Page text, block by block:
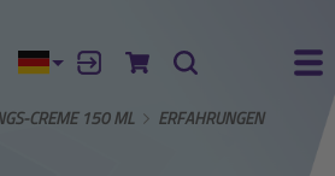
Aktuelle Sprache:
AnmeldenZum Warenkorb
Suche
CREME 150 ML ERFAHRUNGEN